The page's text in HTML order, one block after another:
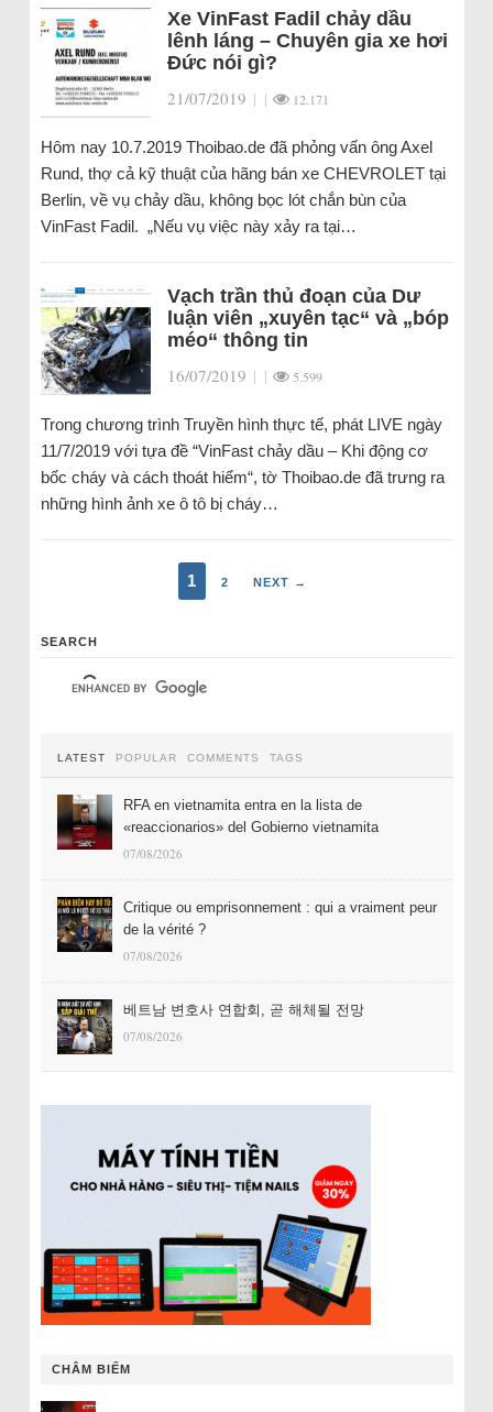
Xe VinFast Fadil chảy dầu
lênh láng – Chuyên gia xe hơi
Đức nói gì?
21/07/2019 | | 12.171
Hôm nay 10.7.2019 Thoibao.de đã phỏng vấn ông Axel
Rund, thợ cả kỹ thuật của hãng bán xe CHEVROLET tại
Berlin, về vụ chảy dầu, không bọc lót chắn bùn của
VinFast Fadil. „Nếu vụ việc này xảy ra tại…
Vạch trần thủ đoạn của Dư
luận viên „xuyên tạc“ và „bóp
méo“ thông tin
16/07/2019 | | 5.599
Trong chương trình Truyền hình thực tế, phát LIVE ngày
11/7/2019 với tựa đề “VinFast chảy dầu – Khi động cơ
bốc cháy và cách thoát hiểm“, tờ Thoibao.de đã trưng ra
những hình ảnh xe ô tô bị cháy…
1 2 NEXT →
SEARCH
LATEST POPULAR COMMENTS TAGS
RFA en vietnamita entra en la lista de
«reaccionarios» del Gobierno vietnamita
07/08/2026
Critique ou emprisonnement : qui a vraiment peur
de la vérité ?
07/08/2026
베트남 변호사 연합회, 곧 해체될 전망
07/08/2026
CHÂM BIẾM